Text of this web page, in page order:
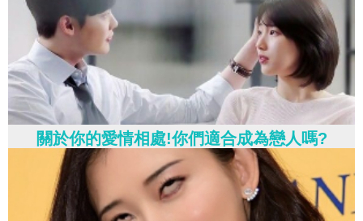
關於你的愛情相處!你們適合成為戀人嗎?